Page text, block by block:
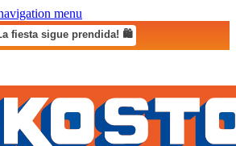
menu
fiesta sigue prendida! 🛍️